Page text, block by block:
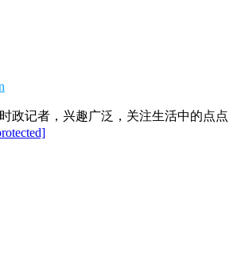
政记者，兴趣广泛，关注生活中的点点